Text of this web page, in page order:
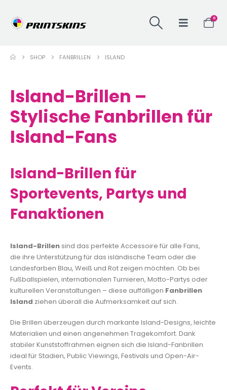
0
SHOP FANBRILLEN ISLAND
Island-Brillen –
Stylische Fanbrillen für
Island-Fans
Island-Brillen für
Sportevents, Partys und
Fanaktionen
Island-Brillen sind das perfekte Accessoire für alle Fans,
die ihre Unterstützung für das isländische Team oder die
Landesfarben Blau, Weiß und Rot zeigen möchten. Ob bei
Fußballspielen, internationalen Turnieren, Motto-Partys oder
kulturellen Veranstaltungen – diese auffälligen Fanbrillen
Island ziehen überall die Aufmerksamkeit auf sich.
Die Brillen überzeugen durch markante Island-Designs, leichte
Materialien und einen angenehmen Tragekomfort. Dank
stabiler Kunststoffrahmen eignen sich die Island-Fanbrillen
ideal für Stadien, Public Viewings, Festivals und Open-Air-
Events.